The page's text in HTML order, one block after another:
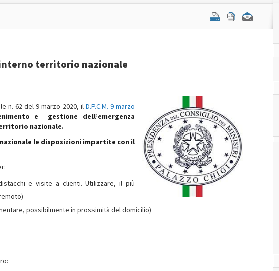
territorio nazionale
n. 62 del 9 marzo 2020, il D.P.C.M. 9 marzo
e gestione dell’emergenza
nazionale.
le disposizioni impartite con il
e visite a clienti. Utilizzare, il più
possibilmente in prossimità del domicilio)